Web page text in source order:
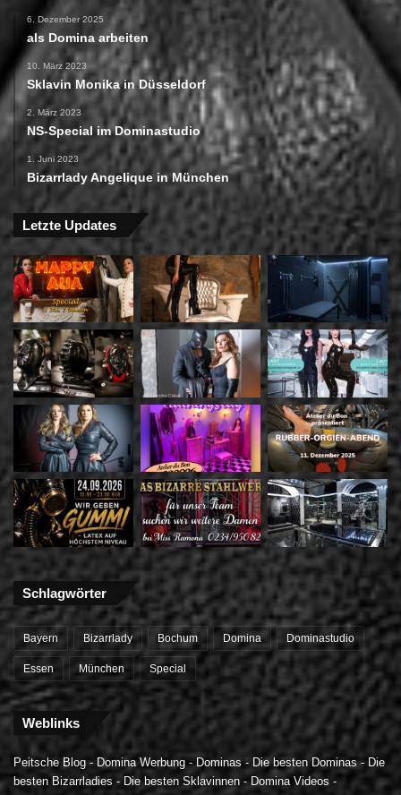
6. Dezember 2025
als Domina arbeiten
10. März 2023
Sklavin Monika in Düsseldorf
2. März 2023
NS-Special im Dominastudio
1. Juni 2023
Bizarrlady Angelique in München
Letzte Updates
Schlagwörter
Bayern Bizarrlady Bochum Domina Dominastudio
Essen München Special
Weblinks
Peitsche Blog- Domina Werbung- Dominas - Die besten Dominas- Die
besten Bizarrladies - Die besten Sklavinnen -Domina Videos -